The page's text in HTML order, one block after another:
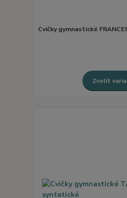
Cvičky gymnastické
Zvolit